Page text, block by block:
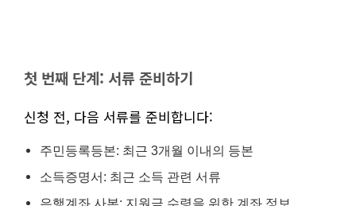
첫 번째 단계: 서류 준비하기
신청 전, 다음 서류를 준비합니다:
주민등록등본: 최근 3개월 이내의 등본
소득증명서: 최근 소득 관련 서류
은행계좌 사본: 지원금 수령을 위한 계좌 정보